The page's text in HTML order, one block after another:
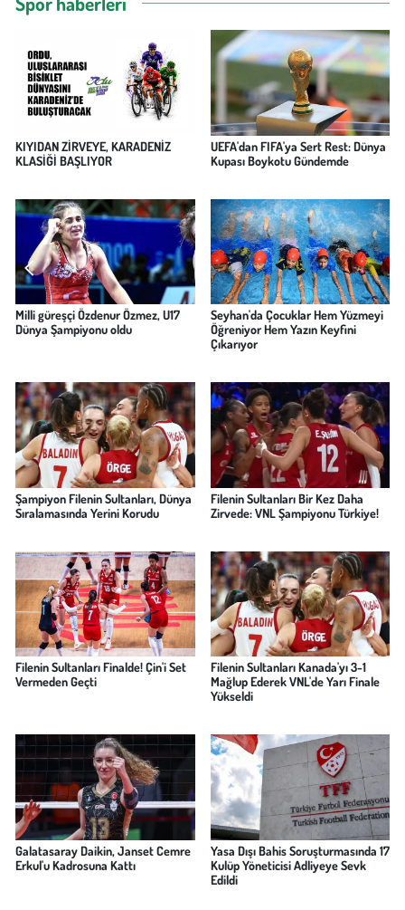
KIYIDAN ZİRVEYE, KARADENİZ
KLASİĞİ BAŞLIYOR
UEFA'dan FIFA'ya Sert Rest: Dünya
Kupası Boykotu Gündemde
Milli güreşçi Özdenur Özmez, U17
Dünya Şampiyonu oldu
Seyhan'da Çocuklar Hem Yüzmeyi
Öğreniyor Hem Yazın Keyfini
Çıkarıyor
Şampiyon Filenin Sultanları, Dünya
Sıralamasında Yerini Korudu
Filenin Sultanları Bir Kez Daha
Zirvede: VNL Şampiyonu Türkiye!
Filenin Sultanları Finalde! Çin'i Set
Vermeden Geçti
Filenin Sultanları Kanada'yı 3-1
Mağlup Ederek VNL'de Yarı Finale
Yükseldi
Galatasaray Daikin, Janset Cemre
Erkul'u Kadrosuna Kattı
Yasa Dışı Bahis Soruşturmasında 17
Kulüp Yöneticisi Adliyeye Sevk
Edildi